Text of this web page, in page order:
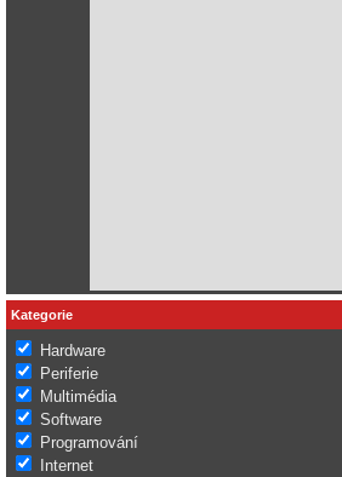
Kategorie
Hardware
Periferie
Multimédia
Software
Programování
Internet